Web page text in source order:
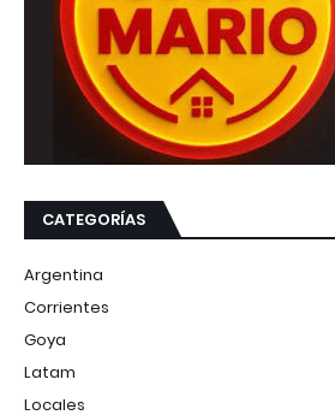
CATEGORÍAS
Argentina
Corrientes
Goya
Latam
Locales